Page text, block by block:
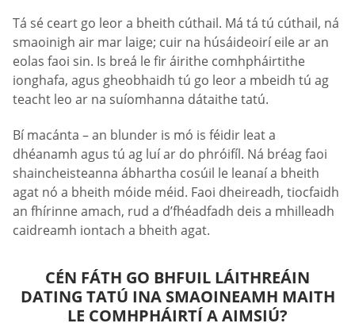
Tá sé ceart go leor a bheith cúthail. Má tá tú cúthail, ná
smaoinigh air mar laige; cuir na húsáideoirí eile ar an
eolas faoi sin. Is breá le fir áirithe comhpháirtithe
ionghafa, agus gheobhaidh tú go leor a mbeidh tú ag
teacht leo ar na suíomhanna dátaithe tatú.
Bí macánta – an blunder is mó is féidir leat a
dhéanamh agus tú ag luí ar do phróifíl. Ná bréag faoi
shaincheisteanna ábhartha cosúil le leanaí a bheith
agat nó a bheith móide méid. Faoi dheireadh, tiocfaidh
an fhírinne amach, rud a d’fhéadfadh deis a mhilleadh
caidreamh iontach a bheith agat.
CÉN FÁTH GO BHFUIL LÁITHREÁIN
DATING TATÚ INA SMAOINEAMH MAITH
LE COMHPHÁIRTÍ A AIMSIÚ?